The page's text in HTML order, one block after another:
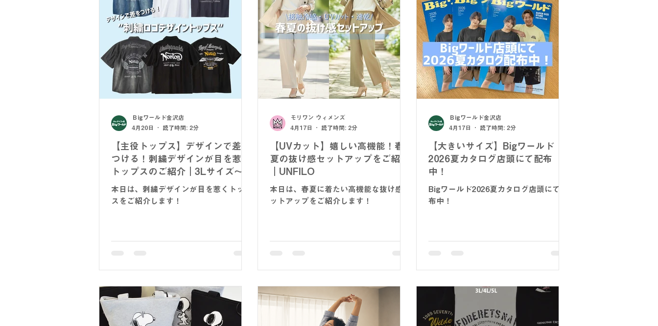
【主役トップス】デザインで差を
つける！刺繍デザインが目を惹く
トップスのご紹介｜3Lサイズ～
本日は、刺繍デザインが目を惹くトップ
スをご紹介します！
Ｂigワールド金沢店
4月20日
読了時間: 2分
【UVカット】嬉しい高機能！春
夏の抜け感セットアップをご紹介
｜UNFILO
本日は、春夏に着たい高機能な抜け感セ
ットアップをご紹介します！
モリワン ウィメンズ
4月17日
読了時間: 2分
【大きいサイズ】Bigワールド
2026夏カタログ店頭にて配布
中！
Bigワールド2026夏カタログ店頭にて配
布中！
Ｂigワールド金沢店
4月17日
読了時間: 2分